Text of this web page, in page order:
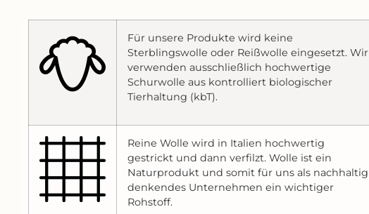
Für unsere Produkte wird keine
Sterblingswolle oder Reißwolle eingesetzt. Wir
verwenden ausschließlich hochwertige
Schurwolle aus kontrolliert biologischer
Tierhaltung (kbT).
Reine Wolle wird in Italien hochwertig
gestrickt und dann verfilzt. Wolle ist ein
Naturprodukt und somit für uns als nachhaltig
denkendes Unternehmen ein wichtiger
Rohstoff.